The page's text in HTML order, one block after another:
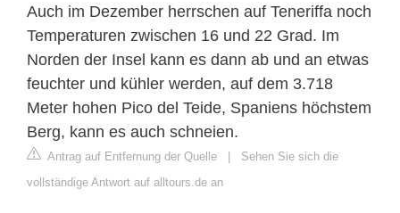
Auch im Dezember herrschen auf Teneriffa noch
Temperaturen zwischen 16 und 22 Grad. Im
Norden der Insel kann es dann ab und an etwas
feuchter und kühler werden, auf dem 3.718
Meter hohen Pico del Teide, Spaniens höchstem
Berg, kann es auch schneien.
Antrag auf Entfernung der Quelle | Sehen Sie sich die
vollständige Antwort auf alltours.de an